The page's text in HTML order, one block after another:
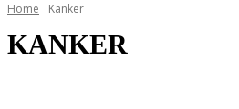
Home Kanker
KANKER